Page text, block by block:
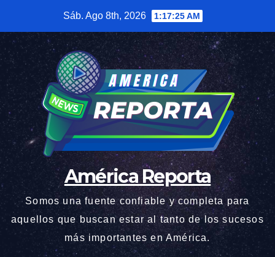
contenido
Sáb. Ago 8th, 2026 1:17:26 AM
América Reporta
Somos una fuente confiable y completa para
aquellos que buscan estar al tanto de los sucesos
más importantes en América.